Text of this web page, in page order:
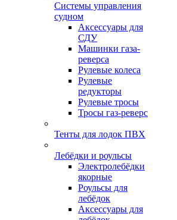
Системы управления
судном
Аксессуары для
СДУ
Машинки газа-
реверса
Рулевые колеса
Рулевые
редукторы
Рулевые тросы
Тросы газ-реверс
Тенты для лодок ПВХ
Лебёдки и роульсы
Электролебёдки
якорные
Роульсы для
лебёдок
Аксессуары для